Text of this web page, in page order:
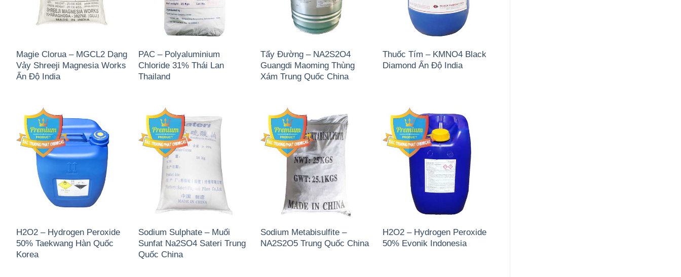
Magie Clorua – MGCL2 Dạng
Vảy Shreeji Magnesia Works
Ấn Độ India
PAC – Polyaluminium
Chloride 31% Thái Lan
Thailand
Tẩy Đường – NA2S2O4
Guangdi Maoming Thùng
Xám Trung Quốc China
Thuốc Tím – KMNO4 Black
Diamond Ấn Độ India
H2O2 – Hydrogen Peroxide
50% Taekwang Hàn Quốc
Korea
Sodium Sulphate – Muối
Sunfat Na2SO4 Sateri Trung
Quốc China
Sodium Metabisulfite –
NA2S2O5 Trung Quốc China
H2O2 – Hydrogen Peroxide
50% Evonik Indonesia